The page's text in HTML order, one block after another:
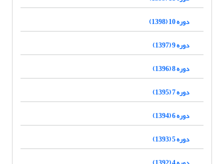
دوره 10 (1398)
دوره 9 (1397)
دوره 8 (1396)
دوره 7 (1395)
دوره 6 (1394)
دوره 5 (1393)